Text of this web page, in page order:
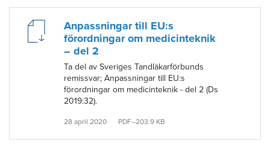
Anpassningar till EU:s
förordningar om medicinteknik
– del 2
Ta del av Sveriges Tandläkarförbunds
remissvar; Anpassningar till EU:s
förordningar om medicinteknik - del 2 (Ds
2019:32).
28 april 2020 PDF–203.9 KB